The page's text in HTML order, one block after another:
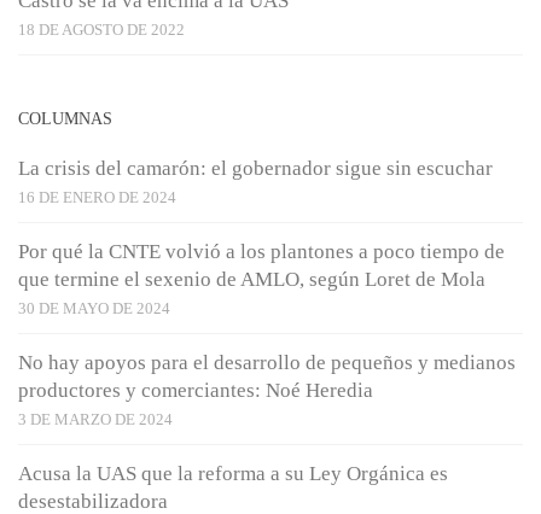
18 DE AGOSTO DE 2022
COLUMNAS
La crisis del camarón: el gobernador sigue sin escuchar
16 DE ENERO DE 2024
Por qué la CNTE volvió a los plantones a poco tiempo de
que termine el sexenio de AMLO, según Loret de Mola
30 DE MAYO DE 2024
No hay apoyos para el desarrollo de pequeños y medianos
productores y comerciantes: Noé Heredia
3 DE MARZO DE 2024
Acusa la UAS que la reforma a su Ley Orgánica es
desestabilizadora